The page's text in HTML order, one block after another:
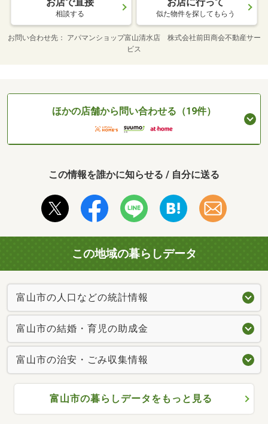
相談する 似た物件を探してもらう
お問い合わせ先
アパマンショップ富山清水店 株式会社前田商会不動産サー
ビス
ほかの店舗から問い合わせる（19件）
この情報を誰かに知らせる / 自分に送る
この地域の暮らしデータ
富山市の人口などの統計情報
富山市の結婚・育児の助成金
富山市の治安・ごみ収集情報
富山市の暮らしデータをもっと見る